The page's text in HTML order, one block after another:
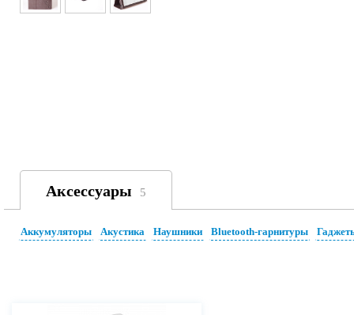
Аксессуары 5
Аккумуляторы Акустика Наушники Bluetooth-гарнитуры